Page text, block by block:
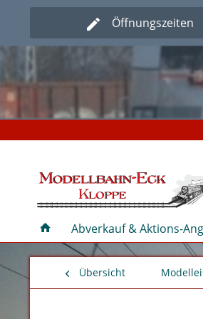
Öffnungszeiten
Abverkauf & Aktions-
Übersicht